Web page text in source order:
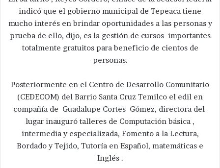
indicó que el gobierno municipal de Tepeaca tiene
mucho interés en brindar oportunidades a las personas y
prueba de ello, dijo, es la gestión de cursos importantes
totalmente gratuitos para beneficio de cientos de
personas.
Posteriormente en el Centro de Desarrollo Comunitario
(CEDECOM) del Barrio Santa Cruz Temilco el edil en
compañía de Guadalupe Cortes Gómez, directora del
lugar inauguró talleres de Computación básica ,
intermedia y especializada, Fomento a la Lectura,
Bordado y Tejido, Tutoría en Español, matemáticas e
Inglés .